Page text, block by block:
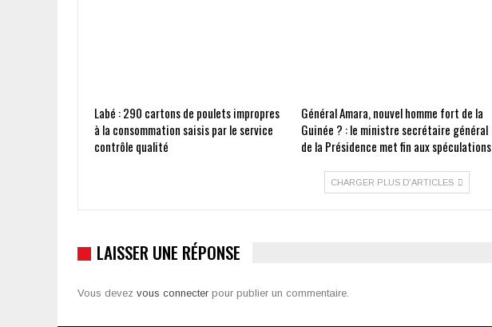
Labé : 290 cartons de poulets impropres
à la consommation saisis par le service
contrôle qualité
Général Amara, nouvel homme fort de la
Guinée ? : le ministre secrétaire général
de la Présidence met fin aux spéculations
CHARGER PLUS D'ARTICLES
LAISSER UNE RÉPONSE
Vous devez vous connecter pour publier un commentaire.